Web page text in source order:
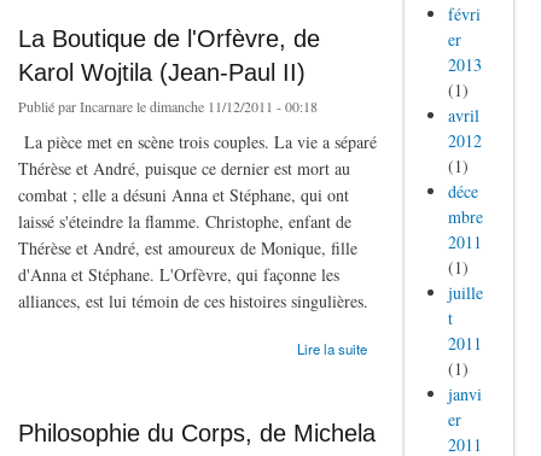
La Boutique de l'Orfèvre, de
Karol Wojtila (Jean-Paul II)
Publié parIncarnarele dimanche 11/12/2011 - 00:18
La pièce met en scène trois couples. La vie a séparé
Thérèse et André, puisque ce dernier est mort au
combat ; elle a désuni Anna et Stéphane, qui ont
laissé s'éteindre la flamme. Christophe, enfant de
Thérèse et André, est amoureux de Monique, fille
d'Anna et Stéphane. L'Orfèvre, qui façonne les
alliances, est lui témoin de ces histoires singulières.
Lire la suite
de La Boutique de l'Orfèvre, de Karol Wojtila (Jean-Paul II)
Philosophie du Corps, de Michela
févri
er
2013
(1)
avril
2012
(1)
déce
mbre
2011
(1)
juille
t
2011
(1)
janvi
er
2011